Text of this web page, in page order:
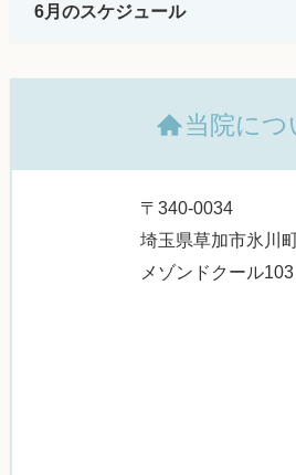
6月のスケジュール
当院につ
〒340-0034
埼玉県草加市氷川
メゾンドクール103